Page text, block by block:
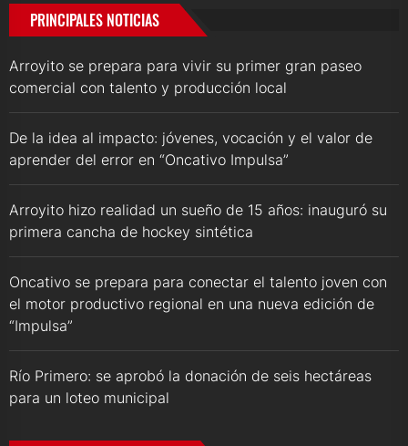
PRINCIPALES NOTICIAS
Arroyito se prepara para vivir su primer gran paseo
comercial con talento y producción local
De la idea al impacto: jóvenes, vocación y el valor de
aprender del error en “Oncativo Impulsa”
Arroyito hizo realidad un sueño de 15 años: inauguró su
primera cancha de hockey sintética
Oncativo se prepara para conectar el talento joven con
el motor productivo regional en una nueva edición de
“Impulsa”
Río Primero: se aprobó la donación de seis hectáreas
para un loteo municipal